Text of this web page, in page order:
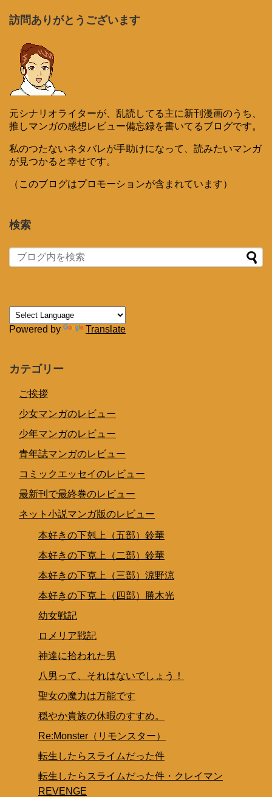
訪問ありがとうございます
元シナリオライターが、乱読してる主に新刊漫画のうち、
推しマンガの感想レビュー備忘録を書いてるブログです。
私のつたないネタバレが手助けになって、読みたいマンガ
が見つかると幸せです。
（このブログはプロモーションが含まれています）
検索
Powered by Translate
カテゴリー
ご挨拶
少女マンガのレビュー
少年マンガのレビュー
青年誌マンガのレビュー
コミックエッセイのレビュー
最新刊で最終巻のレビュー
ネット小説マンガ版のレビュー
本好きの下剋上（五部）鈴華
本好きの下克上（二部）鈴華
本好きの下克上（三部）涼野涼
本好きの下克上（四部）勝木光
幼女戦記
ロメリア戦記
神達に拾われた男
八男って、それはないでしょう！
聖女の魔力は万能です
穏やか貴族の休暇のすすめ。
Re:Monster（リモンスター）
転生したらスライムだった件
転生したらスライムだった件・クレイマン
REVENGE